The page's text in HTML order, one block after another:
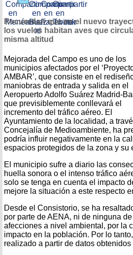
Recuerdan que en el nuevo
los vuelos habitan aves que
misma altitud
Mejorada del Campo es uno de los
municipios afectados por el
AMBAR’, que consiste en el
maniobras de entrada y salida en el
Aeropuerto Adolfo Suárez Madrid-
que previsiblemente conllevará el
incremento del tráfico aéreo. El
Ayuntamiento de la localidad, a
Concejalía de Medioambiente, ha
podría influir negativamente en la
espacios protegidos de la zona y su
El municipio sufre a diario las
huella sonora o el intenso tráfico
solo se tenga en cuenta el impacto
mejore la situación a este respecto
Desde el Consistorio, se ha
por parte de AENA, ni de ninguna
afecciones a nivel ambiental, por la
impacto en la población. Por lo
realizado a partir de datos